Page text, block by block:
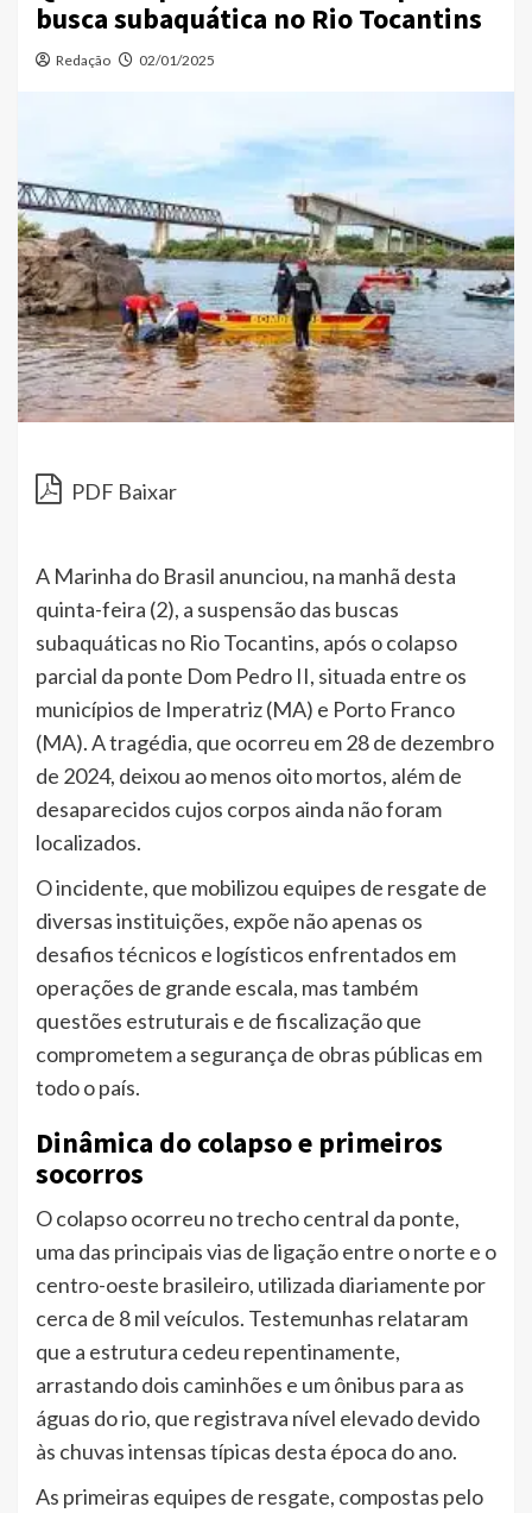
busca subaquática no Rio Tocantins
Redação 02/01/2025
PDF Baixar
A Marinha do Brasil anunciou, na manhã desta
quinta-feira (2), a suspensão das buscas
subaquáticas no Rio Tocantins, após o colapso
parcial da ponte Dom Pedro II, situada entre os
municípios de Imperatriz (MA) e Porto Franco
(MA). A tragédia, que ocorreu em 28 de dezembro
de 2024, deixou ao menos oito mortos, além de
desaparecidos cujos corpos ainda não foram
localizados.
O incidente, que mobilizou equipes de resgate de
diversas instituições, expõe não apenas os
desafios técnicos e logísticos enfrentados em
operações de grande escala, mas também
questões estruturais e de fiscalização que
comprometem a segurança de obras públicas em
todo o país.
Dinâmica do colapso e primeiros
socorros
O colapso ocorreu no trecho central da ponte,
uma das principais vias de ligação entre o norte e o
centro-oeste brasileiro, utilizada diariamente por
cerca de 8 mil veículos. Testemunhas relataram
que a estrutura cedeu repentinamente,
arrastando dois caminhões e um ônibus para as
águas do rio, que registrava nível elevado devido
às chuvas intensas típicas desta época do ano.
As primeiras equipes de resgate, compostas pelo